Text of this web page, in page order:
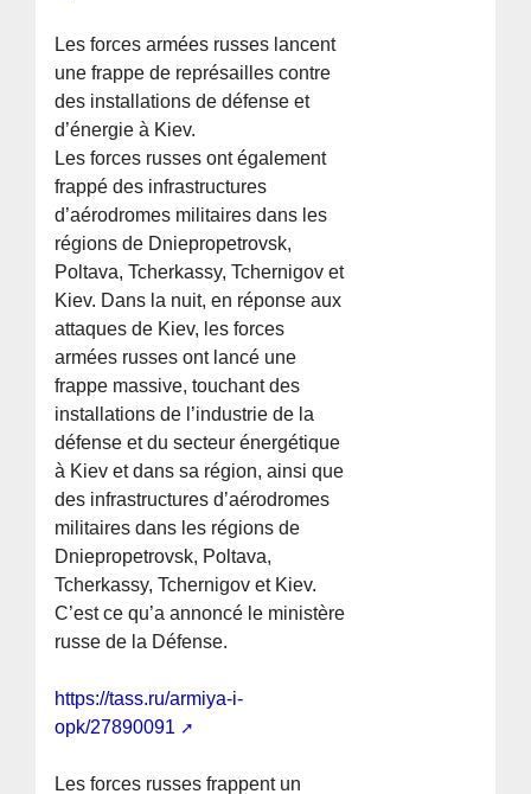
Les forces armées russes lancent
une frappe de représailles contre
des installations de défense et
d’énergie à Kiev.
Les forces russes ont également
frappé des infrastructures
d’aérodromes militaires dans les
régions de Dniepropetrovsk,
Poltava, Tcherkassy, Tchernigov et
Kiev. Dans la nuit, en réponse aux
attaques de Kiev, les forces
armées russes ont lancé une
frappe massive, touchant des
installations de l’industrie de la
défense et du secteur énergétique
à Kiev et dans sa région, ainsi que
des infrastructures d’aérodromes
militaires dans les régions de
Dniepropetrovsk, Poltava,
Tcherkassy, Tchernigov et Kiev.
C’est ce qu’a annoncé le ministère
russe de la Défense.
https://tass.ru/armiya-i-
opk/27890091
Les forces russes frappent un